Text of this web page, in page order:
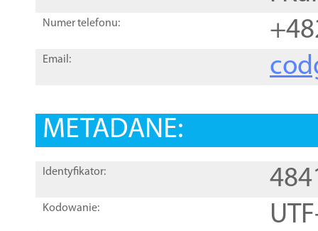
Numer telefonu:
Email:
METADANE:
Identyfikator:
Kodowanie: